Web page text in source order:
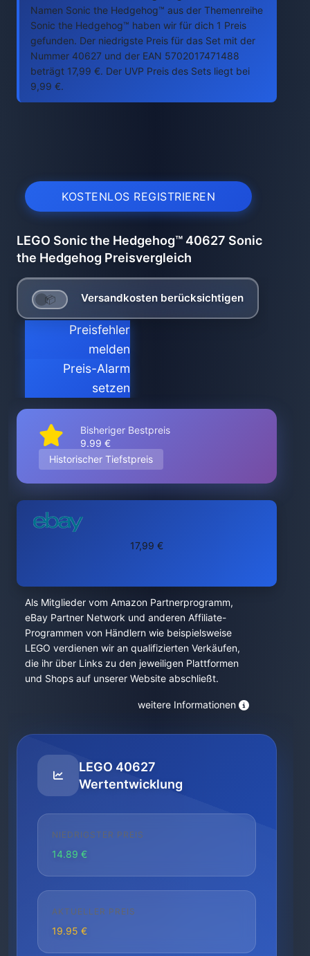
Namen Sonic the Hedgehog™ aus der Themenreihe
Sonic the Hedgehog™ haben wir für dich 1 Preis
gefunden. Der niedrigste Preis für das Set mit der
Nummer 40627 und der EAN 5702017471488
beträgt 17,99 €. Der UVP Preis des Sets liegt bei
9,99 €.
KOSTENLOS REGISTRIEREN
LEGO Sonic the Hedgehog™ 40627 Sonic
the Hedgehog Preisvergleich
Versandkosten berücksichtigen
Preisfehler
melden
Preis-Alarm
setzen
Bisheriger Bestpreis
9.99 €
Historischer Tiefstpreis
17,99 €
Als Mitglieder vom Amazon Partnerprogramm,
eBay Partner Network und anderen Affiliate-
Programmen von Händlern wie beispielsweise
LEGO verdienen wir an qualifizierten Verkäufen,
die ihr über Links zu den jeweiligen Plattformen
und Shops auf unserer Website abschließt.
weitere Informationen
LEGO 40627
Wertentwicklung
NIEDRIGSTER PREIS
14.89 €
AKTUELLER PREIS
19.95 €